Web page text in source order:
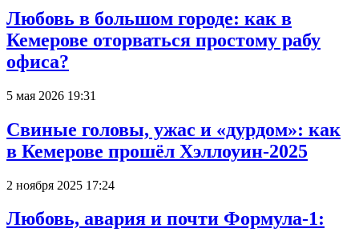
Любовь в большом городе: как в
Кемерове оторваться простому рабу
офиса?
5 мая 2026 19:31
Свиные головы, ужас и «дурдом»: как
в Кемерове прошёл Хэллоуин-2025
2 ноября 2025 17:24
Любовь, авария и почти Формула-1: